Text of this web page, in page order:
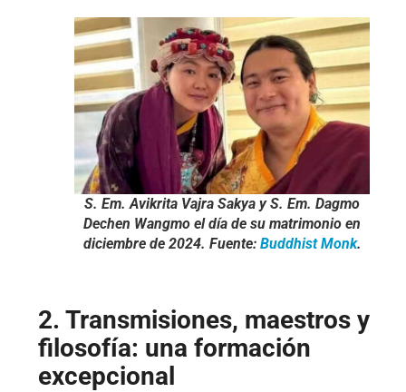
S. Em. Avikrita Vajra Sakya y S. Em. Dagmo
Dechen Wangmo el día de su matrimonio en
diciembre de 2024. Fuente: Buddhist Monk.
2. Transmisiones, maestros y
filosofía: una formación
excepcional